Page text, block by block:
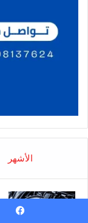
الأشهر